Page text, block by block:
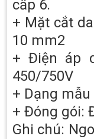
cấp 6.
+ Mặt cắt
10 mm2
+ Điện áp
450/750V
+ Dạng
+ Đóng gói:
Ghi chú: